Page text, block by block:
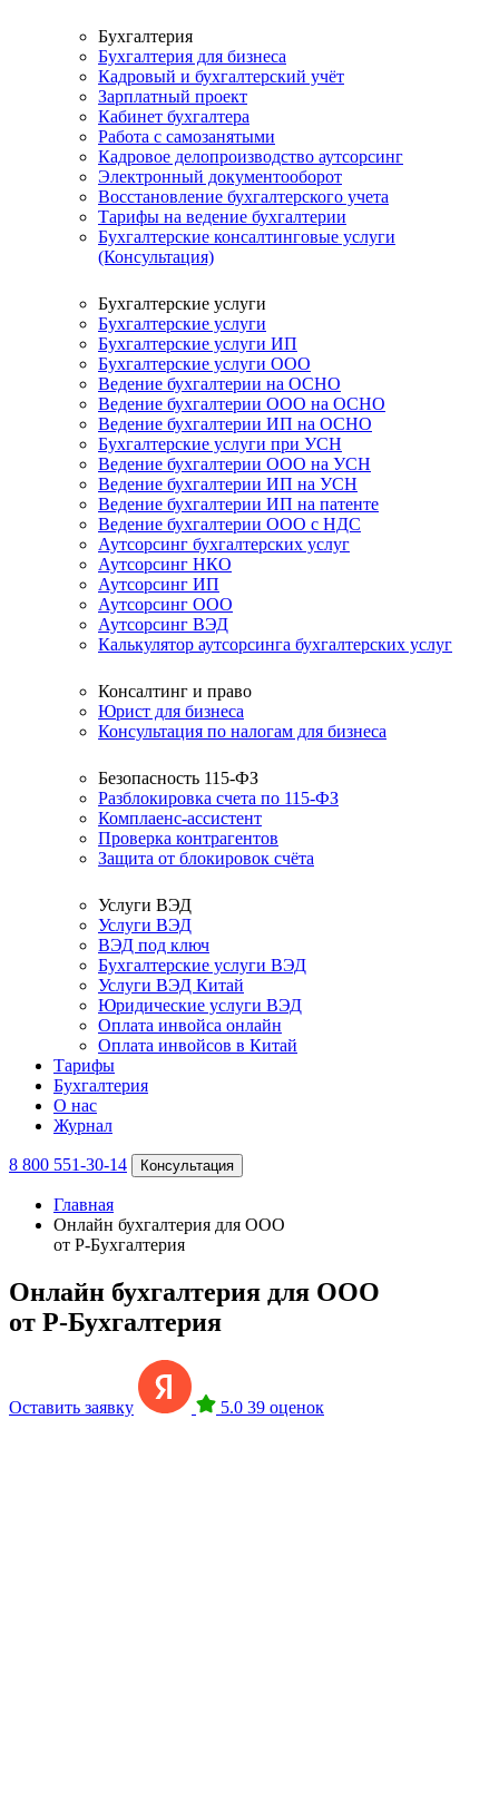
Бухгалтерия
Бухгалтерия для бизнеса
Кадровый и бухгалтерский учёт
Зарплатный проект
Кабинет бухгалтера
Работа с самозанятыми
Кадровое делопроизводство аутсорсинг
Электронный документооборот
Восстановление бухгалтерского учета
Тарифы на ведение бухгалтерии
Бухгалтерские консалтинговые услуги
(Консультация)
Бухгалтерские услуги
Бухгалтерские услуги
Бухгалтерские услуги ИП
Бухгалтерские услуги ООО
Ведение бухгалтерии на ОСНО
Ведение бухгалтерии ООО на ОСНО
Ведение бухгалтерии ИП на ОСНО
Бухгалтерские услуги при УСН
Ведение бухгалтерии ООО на УСН
Ведение бухгалтерии ИП на УСН
Ведение бухгалтерии ИП на патенте
Ведение бухгалтерии ООО с НДС
Аутсорсинг бухгалтерских услуг
Аутсорсинг НКО
Аутсорсинг ИП
Аутсорсинг ООО
Аутсорсинг ВЭД
Калькулятор аутсорсинга бухгалтерских услуг
Консалтинг и право
Юрист для бизнеса
Консультация по налогам для бизнеса
Безопасность 115-ФЗ
Разблокировка счета по 115-ФЗ
Комплаенс-ассистент
Проверка контрагентов
Защита от блокировок счёта
Услуги ВЭД
Услуги ВЭД
ВЭД под ключ
Бухгалтерские услуги ВЭД
Услуги ВЭД Китай
Юридические услуги ВЭД
Оплата инвойса онлайн
Оплата инвойсов в Китай
Тарифы
Бухгалтерия
О нас
Журнал
8 800 551-30-14 Консультация
Главная
Онлайн бухгалтерия для ООО
от Р-Бухгалтерия
Онлайн бухгалтерия для ООО
от Р-Бухгалтерия
Оставить заявку 5.0 39 оценок